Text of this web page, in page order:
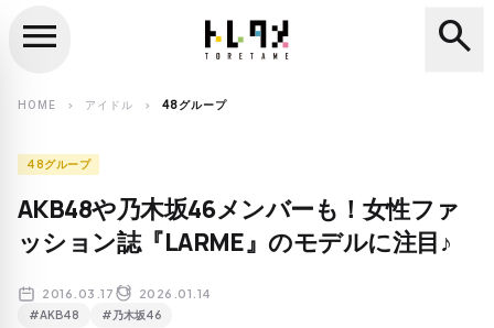
search
menu search
HOME chevron_right アイドル chevron_right 48グループ
48グループ
AKB48や乃木坂46メンバーも！女性ファ
ッション誌『LARME』のモデルに注目♪
2016.03.17 2026.01.14
#AKB48 #乃木坂46